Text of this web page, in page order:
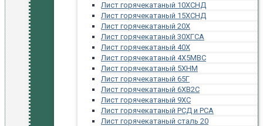
Лист горячекатаный 10ХСНД
Лист горячекатаный 15ХСНД
Лист горячекатаный 20Х
Лист горячекатаный 30ХГСА
Лист горячекатаный 40Х
Лист горячекатаный 4Х5МВС
Лист горячекатаный 5ХНМ
Лист горячекатаный 65Г
Лист горячекатаный 6ХВ2С
Лист горячекатаный 9ХС
Лист горячекатаный РСД и РСА
Лист горячекатаный сталь 20